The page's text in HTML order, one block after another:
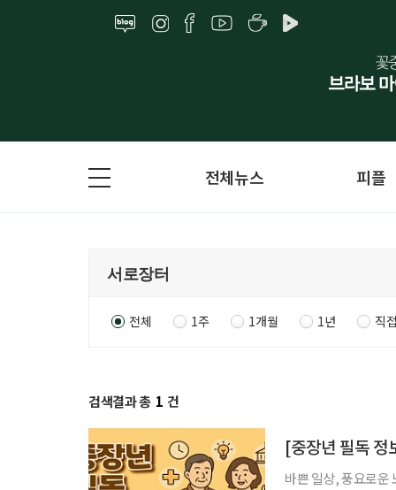
전체뉴스 피플
전체 1주 1개월 1년 직
검색결과 총 1 건
[중장년 필독
바쁜 일상, 풍요로운